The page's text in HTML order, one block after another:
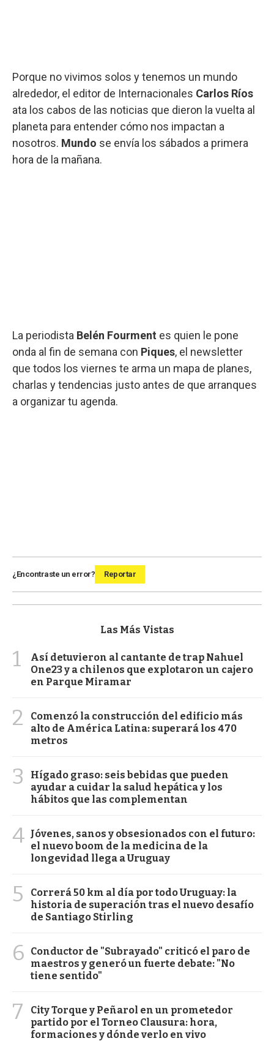
Porque no vivimos solos y tenemos un mundo
alrededor, el editor de Internacionales Carlos Ríos
ata los cabos de las noticias que dieron la vuelta al
planeta para entender cómo nos impactan a
nosotros. Mundo se envía los sábados a primera
hora de la mañana.
La periodista Belén Fourment es quien le pone
onda al fin de semana con Piques, el newsletter
que todos los viernes te arma un mapa de planes,
charlas y tendencias justo antes de que arranques
a organizar tu agenda.
¿Encontraste un error? Reportar
Las Más Vistas
1
Así detuvieron al cantante de trap Nahuel
One23 y a chilenos que explotaron un cajero
en Parque Miramar
2
Comenzó la construcción del edificio más
alto de América Latina: superará los 470
metros
3
Hígado graso: seis bebidas que pueden
ayudar a cuidar la salud hepática y los
hábitos que las complementan
4 Jóvenes, sanos y obsesionados con el futuro:
el nuevo boom de la medicina de la
longevidad llega a Uruguay
5
Correrá 50 km al día por todo Uruguay: la
historia de superación tras el nuevo desafío
de Santiago Stirling
6
Conductor de "Subrayado" criticó el paro de
maestros y generó un fuerte debate: "No
tiene sentido"
7
City Torque y Peñarol en un prometedor
partido por el Torneo Clausura: hora,
formaciones y dónde verlo en vivo